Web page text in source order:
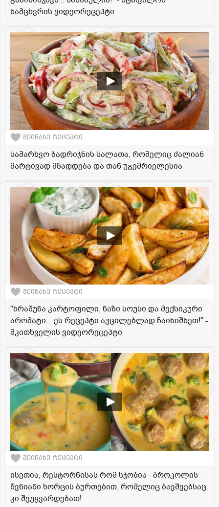
ნამცხვრის ვიდეორეცეპტი
შეინახე რეცეპტი
სამარხვო ბადრიჯნის სალათა, რომელიც ძალიან
მარტივად მზადდება და თან უგემრიელესია
შეინახე რეცეპტი
"ხრაშუნა კარტოფილი, ნაზი სოუსი და მექსიკური
არომატი... ეს რეცეპტი აუცილებლად ჩაინიშნეთ!" -
მკითხველის ვიდეორეცეპტი
შეინახე რეცეპტი
ისეთია, რესტორნისას რომ სჯობია - ბროკოლის
წვნიანი ხორცის ბურთებით, რომელიც ბავშვებსაც
კი შეუყვარდებათ!